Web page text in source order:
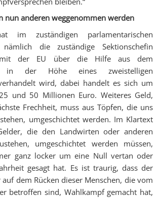
nun anderen weggenommen werden
im zuständigen parlamentarischen
nämlich die zuständige Sektionschefin
mit der EU über die Hilfe aus dem
in der Höhe eines zweistelligen
wird, dabei handelt es sich um
und 50 Millionen Euro. Weiteres Geld,
Frechheit, muss aus Töpfen, die uns
umgeschichtet werden. Im Klartext
die den Landwirten oder anderen
umgeschichtet werden müssen,
ganz locker um eine Null vertan oder
gesagt hat. Es ist traurig, dass der
auf dem Rücken dieser Menschen, die vom
betroffen sind, Wahlkampf gemacht hat,